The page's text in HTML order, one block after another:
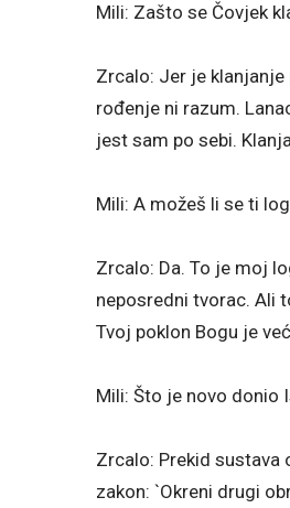
Mili: Zašto se Čovjek
Zrcalo: Jer je
rođenje ni razum.
jest sam po sebi.
Mili: A možeš li se ti
Zrcalo: Da. To je moj
neposredni tvorac. Ali
Tvoj poklon Bogu je
Mili: Što je novo donio
Zrcalo: Prekid sustava
zakon: `Okreni drugi